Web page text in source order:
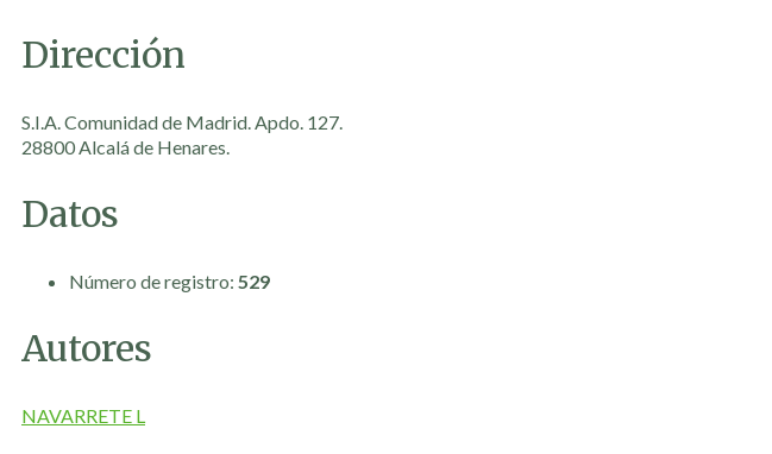
Dirección
S.I.A. Comunidad de Madrid. Apdo. 127.
28800 Alcalá de Henares.
Datos
Número de registro: 529
Autores
NAVARRETE L